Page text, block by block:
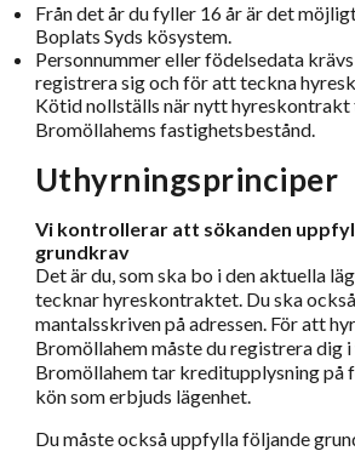
Från det år du fyller 16 år är det
Boplats Syds kösystem.
Personnummer eller födelsedata
registrera sig och för att teckna
Kötid nollställs när nytt hyreskontrakt
Bromöllahems fastighetsbestånd.
Uthyrningsprinciper
Vi kontrollerar att sökanden
grundkrav
Det är du, som ska bo i den aktuella
tecknar hyreskontraktet. Du ska
mantalsskriven på adressen. För att
Bromöllahem måste du registrera dig
Bromöllahem tar kreditupplysning på
kön som erbjuds lägenhet.
Du måste också uppfylla följande